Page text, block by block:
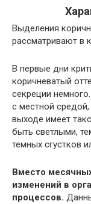
Выделения
рассматривают в
В первые дни
коричневатый
секреции
с местной средой,
выходе имеет
быть светлыми,
темных сгустков
Вместо
изменений в
процессов.